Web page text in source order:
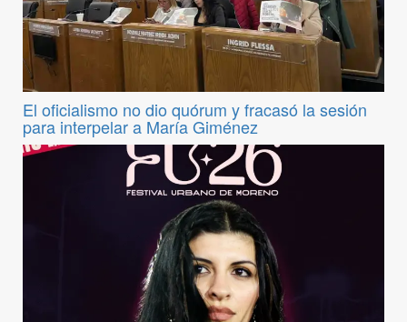
El oficialismo no dio quórum y fracasó la sesión
para interpelar a María Giménez